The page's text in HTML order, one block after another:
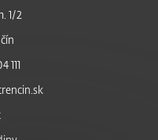
1/2
111